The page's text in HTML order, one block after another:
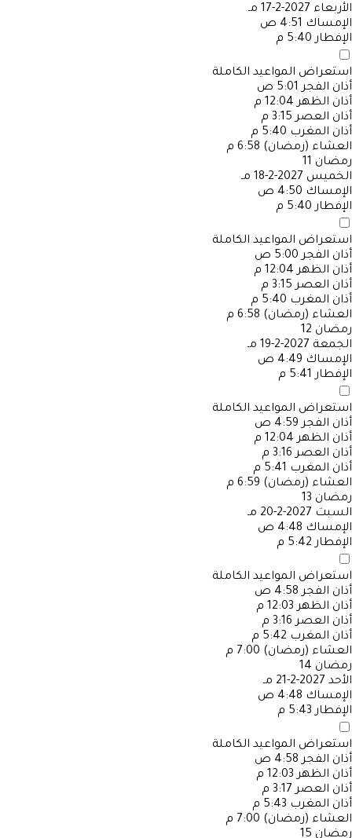
الأربعاء 2027-2-17 مـ
الإمساك 4:51 ص
الإفطار 5:40 م
استعراض المواعيد الكاملة
أذان الفجر 5:01 ص
أذان الظهر 12:04 م
أذان العصر 3:15 م
أذان المغرب 5:40 م
العشاء (رمضان) 6:58 م
رمضان 11
الخميس 2027-2-18 مـ
الإمساك 4:50 ص
الإفطار 5:40 م
استعراض المواعيد الكاملة
أذان الفجر 5:00 ص
أذان الظهر 12:04 م
أذان العصر 3:15 م
أذان المغرب 5:40 م
العشاء (رمضان) 6:58 م
رمضان 12
الجمعة 2027-2-19 مـ
الإمساك 4:49 ص
الإفطار 5:41 م
استعراض المواعيد الكاملة
أذان الفجر 4:59 ص
أذان الظهر 12:04 م
أذان العصر 3:16 م
أذان المغرب 5:41 م
العشاء (رمضان) 6:59 م
رمضان 13
السبت 2027-2-20 مـ
الإمساك 4:48 ص
الإفطار 5:42 م
استعراض المواعيد الكاملة
أذان الفجر 4:58 ص
أذان الظهر 12:03 م
أذان العصر 3:16 م
أذان المغرب 5:42 م
العشاء (رمضان) 7:00 م
رمضان 14
الأحد 2027-2-21 مـ
الإمساك 4:48 ص
الإفطار 5:43 م
استعراض المواعيد الكاملة
أذان الفجر 4:58 ص
أذان الظهر 12:03 م
أذان العصر 3:17 م
أذان المغرب 5:43 م
العشاء (رمضان) 7:00 م
رمضان 15